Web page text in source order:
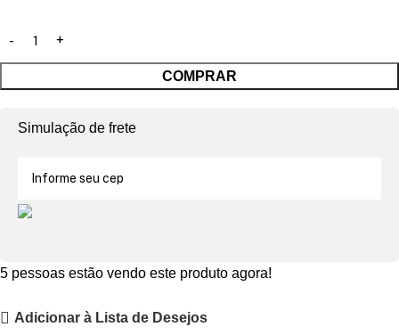
COMPRAR
Simulação de frete
5 pessoas estão vendo este produto agora!
Adicionar à Lista de Desejos